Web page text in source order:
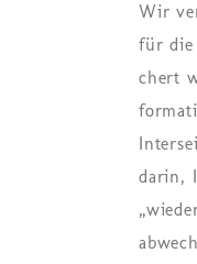
Wir
für die
chert
darin,